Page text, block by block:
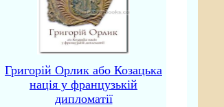
Григорій Орлик або Козацька
нація у французькій
дипломатії